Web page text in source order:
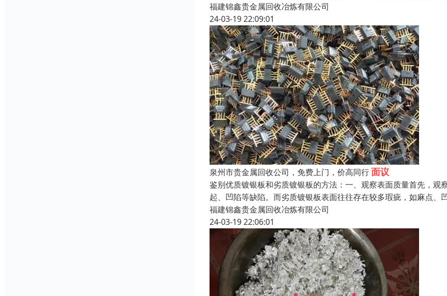
福建锦鑫贵金属回收冶炼有限公司
24-03-19 22:09:01
泉州市贵金属回收公司，免费上门，价高同行面议
鉴别优质镀银板和劣质镀银板的方法：一、观察表面质量首先，
起、凹陷等缺陷。而劣质镀银板表面往往存在较多瑕疵，如麻点
福建锦鑫贵金属回收冶炼有限公司
24-03-19 22:06:01